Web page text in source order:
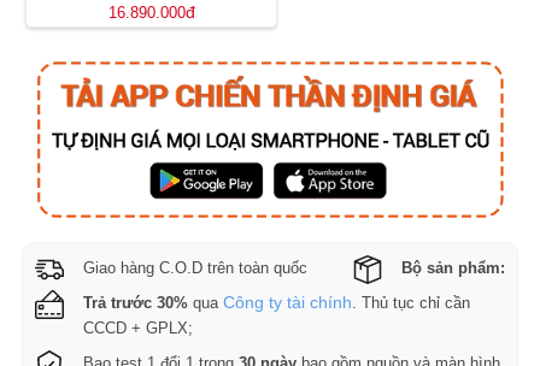
16.890.000đ
Giao hàng C.O.D trên toàn quốc
Bộ sản phẩm:
Trả trước 30% quaCông ty tài chính . Thủ tục chỉ cần
CCCD + GPLX;